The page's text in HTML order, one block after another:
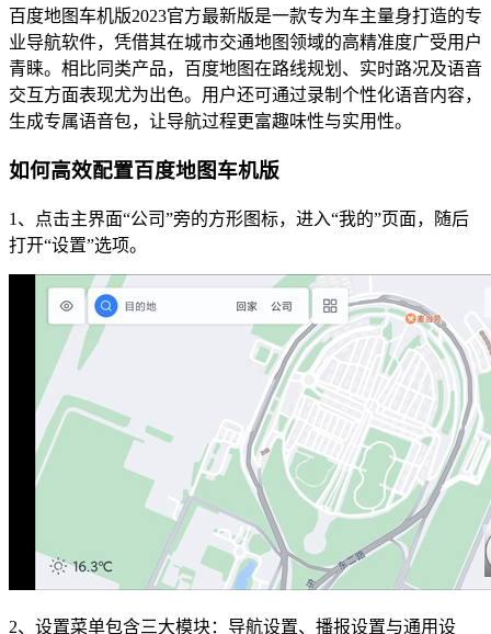
百度地图车机版2023官方最新版是一款专为车主量身打造的专
业导航软件，凭借其在城市交通地图领域的高精准度广受用户
青睐。相比同类产品，百度地图在路线规划、实时路况及语音
交互方面表现尤为出色。用户还可通过录制个性化语音内容，
生成专属语音包，让导航过程更富趣味性与实用性。
如何高效配置百度地图车机版
1、点击主界面“公司”旁的方形图标，进入“我的”页面，随后
打开“设置”选项。
2、设置菜单包含三大模块：导航设置、播报设置与通用设